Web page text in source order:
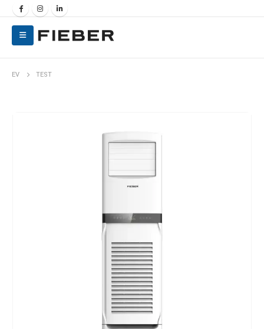
EV TEST